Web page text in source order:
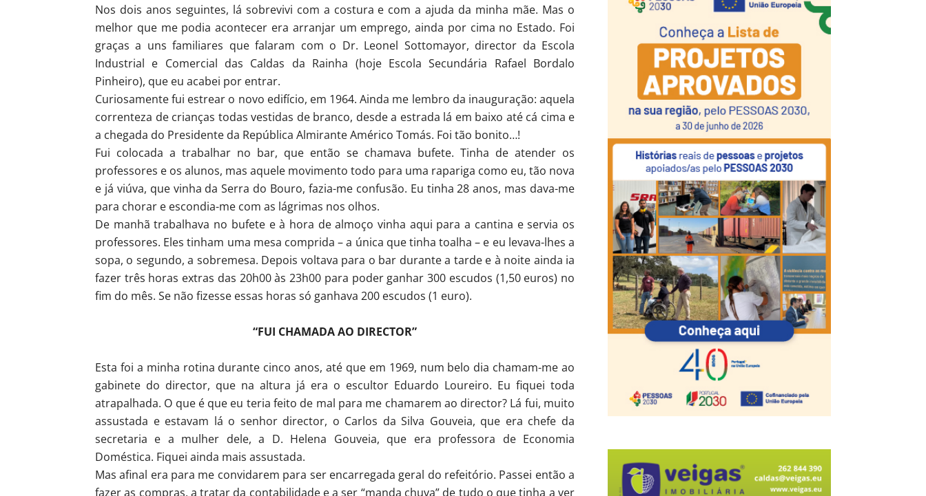
Nos dois anos seguintes, lá sobrevivi com a costura e com a ajuda da minha mãe. Mas o
melhor que me podia acontecer era arranjar um emprego, ainda por cima no Estado. Foi
graças a uns familiares que falaram com o Dr. Leonel Sottomayor, director da Escola
Industrial e Comercial das Caldas da Rainha (hoje Escola Secundária Rafael Bordalo
Pinheiro), que eu acabei por entrar.
Curiosamente fui estrear o novo edifício, em 1964. Ainda me lembro da inauguração: aquela
correnteza de crianças todas vestidas de branco, desde a estrada lá em baixo até cá cima e
a chegada do Presidente da República Almirante Américo Tomás. Foi tão bonito…!
Fui colocada a trabalhar no bar, que então se chamava bufete. Tinha de atender os
professores e os alunos, mas aquele movimento todo para uma rapariga como eu, tão nova
e já viúva, que vinha da Serra do Bouro, fazia-me confusão. Eu tinha 28 anos, mas dava-me
para chorar e escondia-me com as lágrimas nos olhos.
De manhã trabalhava no bufete e à hora de almoço vinha aqui para a cantina e servia os
professores. Eles tinham uma mesa comprida – a única que tinha toalha – e eu levava-lhes a
sopa, o segundo, a sobremesa. Depois voltava para o bar durante a tarde e à noite ainda ia
fazer três horas extras das 20h00 às 23h00 para poder ganhar 300 escudos (1,50 euros) no
fim do mês. Se não fizesse essas horas só ganhava 200 escudos (1 euro).
“FUI CHAMADA AO DIRECTOR”
Esta foi a minha rotina durante cinco anos, até que em 1969, num belo dia chamam-me ao
gabinete do director, que na altura já era o escultor Eduardo Loureiro. Eu fiquei toda
atrapalhada. O que é que eu teria feito de mal para me chamarem ao director? Lá fui, muito
assustada e estavam lá o senhor director, o Carlos da Silva Gouveia, que era chefe da
secretaria e a mulher dele, a D. Helena Gouveia, que era professora de Economia
Doméstica. Fiquei ainda mais assustada.
Mas afinal era para me convidarem para ser encarregada geral do refeitório. Passei então a
fazer as compras, a tratar da contabilidade e a ser “manda chuva” de tudo o que tinha a ver